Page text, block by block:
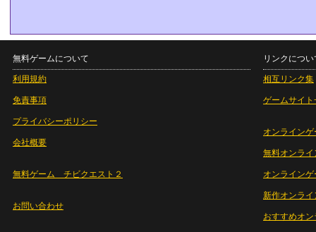
無料ゲームについて
利用規約
免責事項
プライバシーポリシー
会社概要
無料ゲーム チビクエスト２
お問い合わせ
リンクについ
相互リンク集
ゲームサイト
オンラインゲ
無料オンライ
オンライン
新作オンライ
おすすめオ